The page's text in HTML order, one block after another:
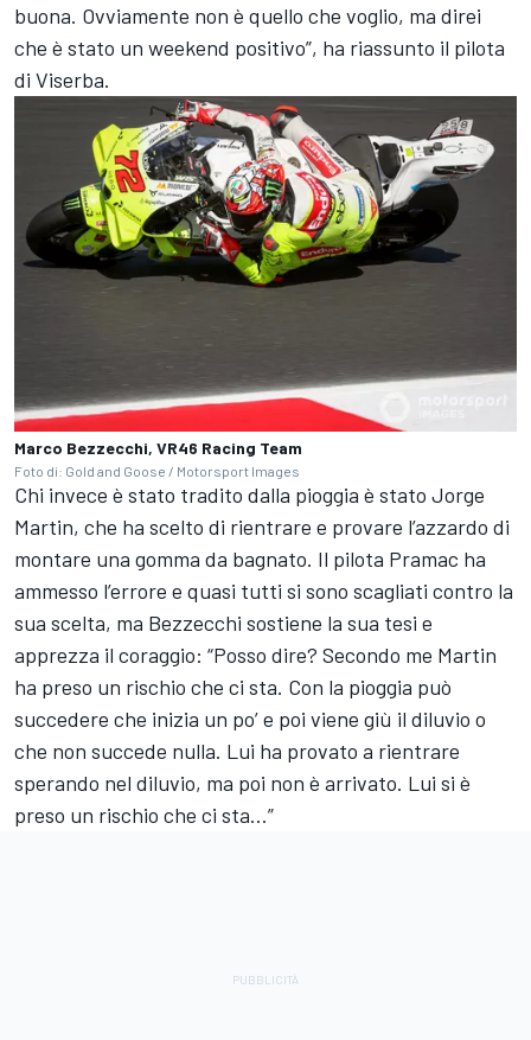
buona. Ovviamente non è quello che voglio, ma direi
che è stato un weekend positivo”, ha riassunto il pilota
di Viserba.
Marco Bezzecchi, VR46 Racing Team
Foto di: Gold and Goose / Motorsport Images
Chi invece è stato tradito dalla pioggia è stato Jorge
Martin, che ha scelto di rientrare e provare l’azzardo di
montare una gomma da bagnato. Il pilota Pramac ha
ammesso l’errore e quasi tutti si sono scagliati contro la
sua scelta, ma Bezzecchi sostiene la sua tesi e
apprezza il coraggio: “Posso dire? Secondo me Martin
ha preso un rischio che ci sta. Con la pioggia può
succedere che inizia un po’ e poi viene giù il diluvio o
che non succede nulla. Lui ha provato a rientrare
sperando nel diluvio, ma poi non è arrivato. Lui si è
preso un rischio che ci sta…”